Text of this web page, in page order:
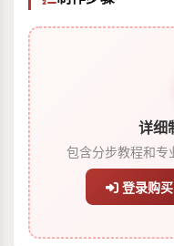
详细
包含分步教程和专
登录购买